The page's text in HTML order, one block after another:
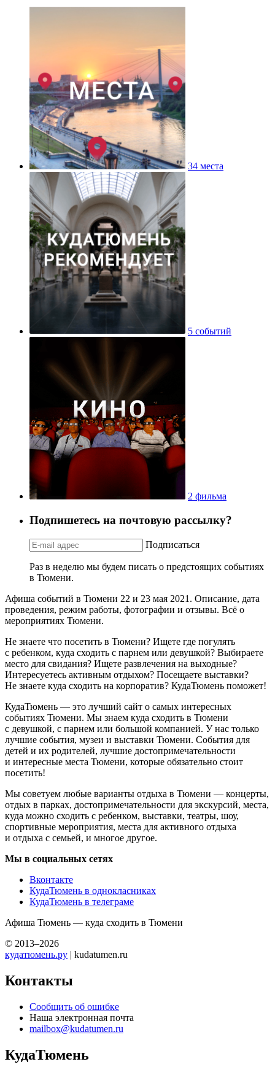
34 места
5 событий
2 фильма
Подпишетесь на почтовую рассылку?
Подписаться
Раз в неделю мы будем писать о предстоящих событиях
в Тюмени.
Афиша событий в Тюмени 22 и 23 мая 2021. Описание, дата
проведения, режим работы, фотографии и отзывы. Всё о
мероприятиях Тюмени.
Не знаете что посетить в Тюмени? Ищете где погулять
с ребенком, куда сходить с парнем или девушкой? Выбираете
место для свидания? Ищете развлечения на выходные?
Интересуетесь активным отдыхом? Посещаете выставки?
Не знаете куда сходить на корпоратив? КудаТюмень поможет!
КудаТюмень — это лучший сайт о самых интересных
событиях Тюмени. Мы знаем куда сходить в Тюмени
с девушкой, с парнем или большой компанией. У нас только
лучшие события, музеи и выставки Тюмени. События для
детей и их родителей, лучшие достопримечательности
и интересные места Тюмени, которые обязательно стоит
посетить!
Мы советуем любые варианты отдыха в Тюмени — концерты,
отдых в парках, достопримечательности для экскурсий, места,
куда можно сходить с ребенком, выставки, театры, шоу,
спортивные мероприятия, места для активного отдыха
и отдыха с семьей, и многое другое.
Мы в социальных сетях
Вконтакте
КудаТюмень в однокласниках
КудаТюмень в телеграме
Афиша Тюмень — куда сходить в Тюмени
© 2013–2026
кудатюмень.ру | kudatumen.ru
Контакты
Сообщить об ошибке
Наша электронная почта
mailbox@kudatumen.ru
КудаТюмень